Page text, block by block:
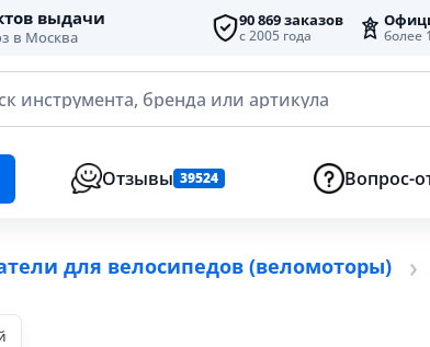
выдачи
в Москва
90 869 заказов
с 2005 года более
инструмента, бренда или артикула
Отзывы 39524 Вопрос-
для велосипедов (веломоторы)